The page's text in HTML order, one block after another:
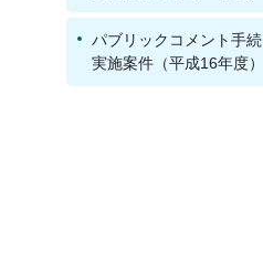
パブリックコメント手続
実施案件（平成16年度）